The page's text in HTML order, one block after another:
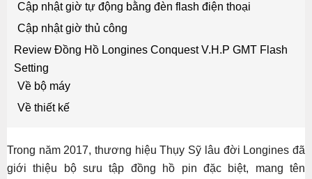
Cập nhật giờ tự động bằng đèn flash điện thoại
Cập nhật giờ thủ công
Review Đồng Hồ Longines Conquest V.H.P GMT Flash
Setting
Về bộ máy
Về thiết kế
Trong năm 2017, thương hiệu Thụy Sỹ lâu đời Longines đã
giới thiệu bộ sưu tập đồng hồ pin đặc biệt, mang tên